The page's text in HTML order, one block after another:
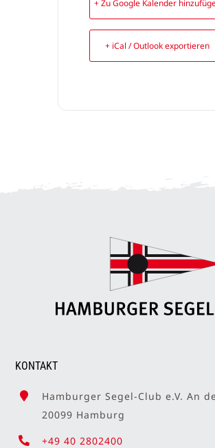
+ Zu Google Kalender
+ iCal / Outlook exportieren
KONTAKT
Hamburger Segel-Club e.V. An
20099 Hamburg
+49 40 2802400